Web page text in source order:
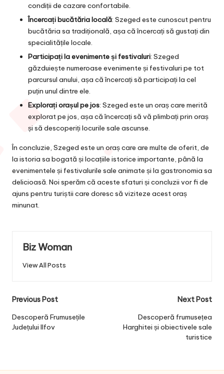
condiții de cazare confortabile.
Încercați bucătăria locală: Szeged este cunoscut pentru
bucătăria sa tradițională, așa că încercați să gustați din
specialitățile locale.
Participați la evenimente și festivaluri: Szeged
găzduiește numeroase evenimente și festivaluri pe tot
parcursul anului, așa că încercați să participați la cel
puțin unul dintre ele.
Explorați orașul pe jos: Szeged este un oraș care merită
explorat pe jos, așa că încercați să vă plimbați prin oraș
și să descoperiți locurile sale ascunse.
În concluzie, Szeged este un oraș care are multe de oferit, de
la istoria sa bogată și locațiile istorice importante, până la
evenimentele și festivalurile sale animate și la gastronomia sa
delicioasă. Noi sperăm că aceste sfaturi și concluzii vor fi de
ajuns pentru turiștii care doresc să viziteze acest oraș
minunat.
Biz Woman
View All Posts
Post
navigation
Previous Post
Descoperă Frumusețile
Județului Ilfov
Next Post
Descoperă frumusețea
Harghitei și obiectivele sale
turistice